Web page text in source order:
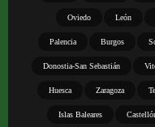
Oviedo León
Palencia Burgos
Donostia-San Sebastián
Huesca Zaragoza
Islas Baleares